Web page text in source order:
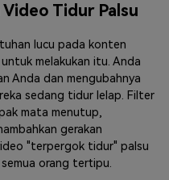
Tidur Palsu
lucu pada konten
melakukan itu. Anda
Anda dan mengubahnya
sedang tidur lelap. Filter
mata menutup,
gerakan
"terpergok tidur" palsu
orang tertipu.